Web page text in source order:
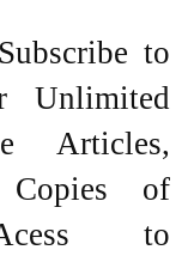
to
Unlimited
Articles,
Copies of
Acess to